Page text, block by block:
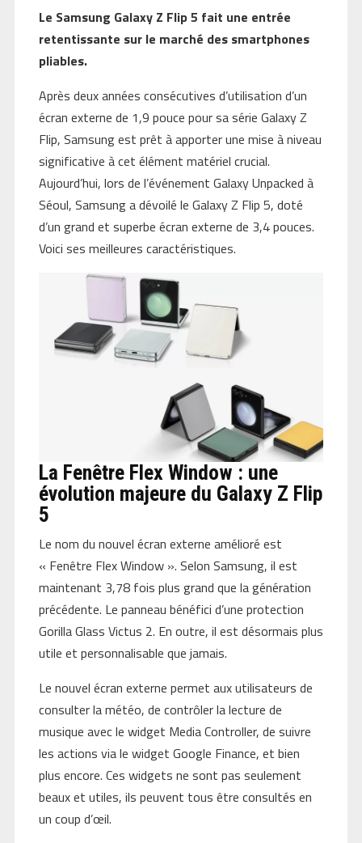
Le Samsung Galaxy Z Flip 5 fait une entrée
retentissante sur le marché des smartphones
pliables.
Après deux années consécutives d’utilisation d’un
écran externe de 1,9 pouce pour sa série Galaxy Z
Flip, Samsung est prêt à apporter une mise à niveau
significative à cet élément matériel crucial.
Aujourd’hui, lors de l’événement Galaxy Unpacked à
Séoul, Samsung a dévoilé le Galaxy Z Flip 5, doté
d’un grand et superbe écran externe de 3,4 pouces.
Voici ses meilleures caractéristiques.
La Fenêtre Flex Window : une
évolution majeure du Galaxy Z Flip
5
Le nom du nouvel écran externe amélioré est
« Fenêtre Flex Window ». Selon Samsung, il est
maintenant 3,78 fois plus grand que la génération
précédente. Le panneau bénéfici d’une protection
Gorilla Glass Victus 2. En outre, il est désormais plus
utile et personnalisable que jamais.
Le nouvel écran externe permet aux utilisateurs de
consulter la météo, de contrôler la lecture de
musique avec le widget Media Controller, de suivre
les actions via le widget Google Finance, et bien
plus encore. Ces widgets ne sont pas seulement
beaux et utiles, ils peuvent tous être consultés en
un coup d’œil.